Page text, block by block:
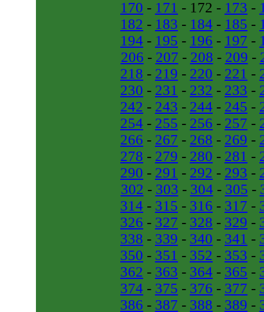
170 - 171 - 172 - 173 -
182 - 183 - 184 - 185 -
194 - 195 - 196 - 197 -
206 - 207 - 208 - 209 -
218 - 219 - 220 - 221 -
230 - 231 - 232 - 233 -
242 - 243 - 244 - 245 -
254 - 255 - 256 - 257 -
266 - 267 - 268 - 269 -
278 - 279 - 280 - 281 -
290 - 291 - 292 - 293 -
302 - 303 - 304 - 305 -
314 - 315 - 316 - 317 -
326 - 327 - 328 - 329 -
338 - 339 - 340 - 341 -
350 - 351 - 352 - 353 -
362 - 363 - 364 - 365 -
374 - 375 - 376 - 377 -
386 - 387 - 388 - 389 -